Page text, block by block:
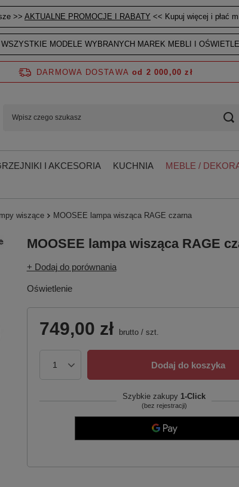
>> AKTUALNE PROMOCJE I RABATY << Kupuj więcej i płać
WSZYSTKIE MODELE WYBRANYCH MAREK MEBLI I
DARMOWA DOSTAWA od 2 000,00 zł
I AKCESORIA KUCHNIA
MEBLE /
wiszące MOOSEE lampa wisząca RAGE czarna
MOOSEE lampa wisząca RAGE
+ Dodaj do porównania
Oświetlenie
749,00 zł brutto/ szt.
Dodaj do koszyka
Szybkie zakupy 1-Click
(bez rejestracji)